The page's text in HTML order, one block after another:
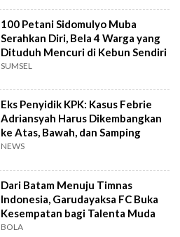
100 Petani Sidomulyo Muba
Serahkan Diri, Bela 4 Warga yang
Dituduh Mencuri di Kebun Sendiri
SUMSEL
Eks Penyidik KPK: Kasus Febrie
Adriansyah Harus Dikembangkan
ke Atas, Bawah, dan Samping
NEWS
Dari Batam Menuju Timnas
Indonesia, Garudayaksa FC Buka
Kesempatan bagi Talenta Muda
BOLA